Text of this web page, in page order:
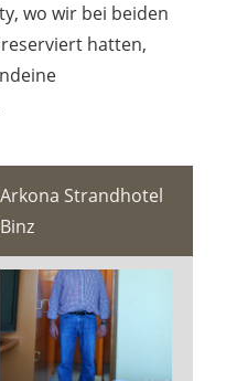
wo wir bei beiden
hatten,
Arkona Strandhotel
Binz